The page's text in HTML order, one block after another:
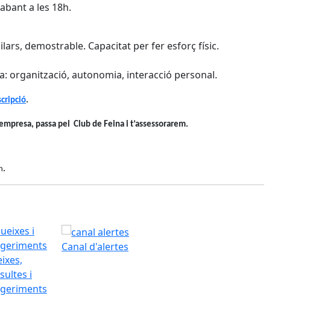
a les 18h.
demostrable. Capacitat per fer esforç físic.
organització, autonomia, interacció personal.
.
passa pel Club de Feina i t’assessorarem.
.
i
Canal d'alertes